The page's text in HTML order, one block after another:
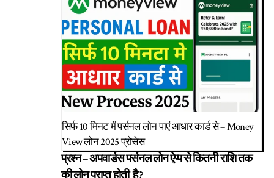
सिर्फ 10 मिनट में पर्सनल लोन पाएं आधार कार्ड से – Money
View लोन 2025 प्रोसेस
प्रश्न–अपवार्डस पर्सनल लोन ऐप्प से कितनी राशि तक